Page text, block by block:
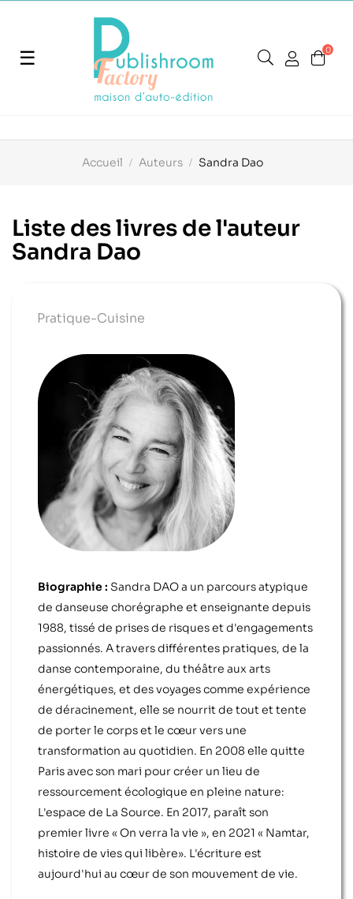
Basculer
navigation
☰ 0
Accueil Auteurs Sandra Dao
Liste des livres de l'auteur
Sandra Dao
Pratique-Cuisine
Biographie : Sandra DAO a un parcours atypique
de danseuse chorégraphe et enseignante depuis
1988, tissé de prises de risques et d'engagements
passionnés. A travers différentes pratiques, de la
danse contemporaine, du théâtre aux arts
énergétiques, et des voyages comme expérience
de déracinement, elle se nourrit de tout et tente
de porter le corps et le cœur vers une
transformation au quotidien. En 2008 elle quitte
Paris avec son mari pour créer un lieu de
ressourcement écologique en pleine nature:
L'espace de La Source. En 2017, paraît son
premier livre « On verra la vie », en 2021 « Namtar,
histoire de vies qui libère». L'écriture est
aujourd'hui au cœur de son mouvement de vie.